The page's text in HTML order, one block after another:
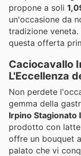
propone a soli
un'occasione da
tradizione
questa offerta
Caciocavallo
L'Eccellenza
Non perdete
gemma della
Irpino Stagionato
prodotto con
offre un bouquet
palato che vi